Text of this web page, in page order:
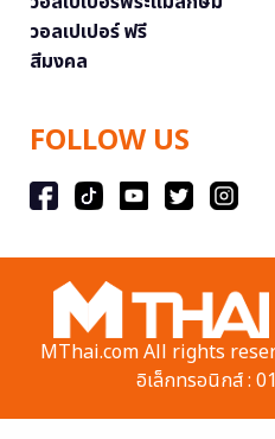
วอลเปเปอร์ ฟรี
สีมงคล
FOLLOW US
MThai.com All rights
อิเล็กทรอนิกส์ :